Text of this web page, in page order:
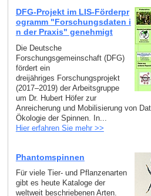
DFG-Projekt im LIS-Förderpr
ogramm "Forschungsdaten i
n der Praxis" genehmigt
Die Deutsche
Forschungsgemeinschaft (DFG)
fördert ein
dreijähriges Forschungsprojekt
(2017–2019) der Arbeitsgruppe
um Dr. Hubert Höfer zur
Anreicherung und Mobilisierung von
Ökologie der Spinnen. In...
Hier erfahren Sie mehr >>
Phantomspinnen
Für viele Tier- und Pflanzenarten
gibt es heute Kataloge der
weltweit beschriebenen Arten.